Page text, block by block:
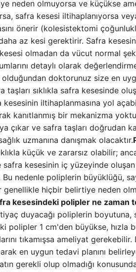
neden olmuyorsa ve küçükse
safra kesesi iltihaplanıyorsa
önerir (kolesistektomi
az kesi gerektirir. Safra
olmadan da vücut normal
detaylı olarak
doktorunuz size en
taşları sıklıkla safra kesesinde
iltihaplanmasına yol
kanıtlanmış bir mekanizma
ve safra taşları doğrudan
uzmanına danışmak olacaktır.
küçük ve zararsız olabilir;
kesesinin iç yüzeyinde
nedenle poliplerin büyüklüğü,
hiçbir belirtiye neden
kesesindeki polipler ne zaman
duyacağı poliplerin boyutuna,
polipler 1 cm'den büyükse, hızla
tıkamışsa ameliyat
en uygun tedavi planını
gerekli olup olmadığı